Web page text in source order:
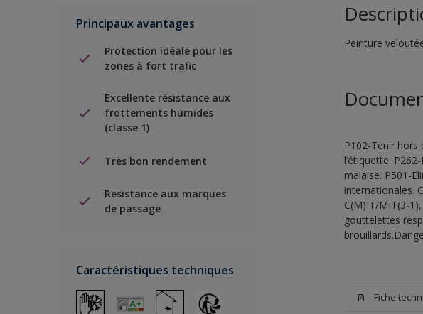
Principaux avantages
Protection idéale pour les
zones à fort trafic
Excellente résistance aux
frottements humides
(classe 1)
Très bon rendement
Resistance aux marques
de passage
Caractéristiques techniques
Peinture
P102-Tenir hors
l’étiquette.
malaise. P501-
internationales.
C(M)IT/MIT(3-
gouttelettes
Fiche